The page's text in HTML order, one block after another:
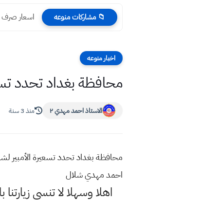
📁 مشاركات منوعه اسعار صرف
اخبار منوعه
محافظة بغداد تحدد تسعيرة الأمبير
الاستاذ احمد مهدي ٢ منذ 3 سنة
احمد مهدي شلال
اهلا وسهلالا تنسى